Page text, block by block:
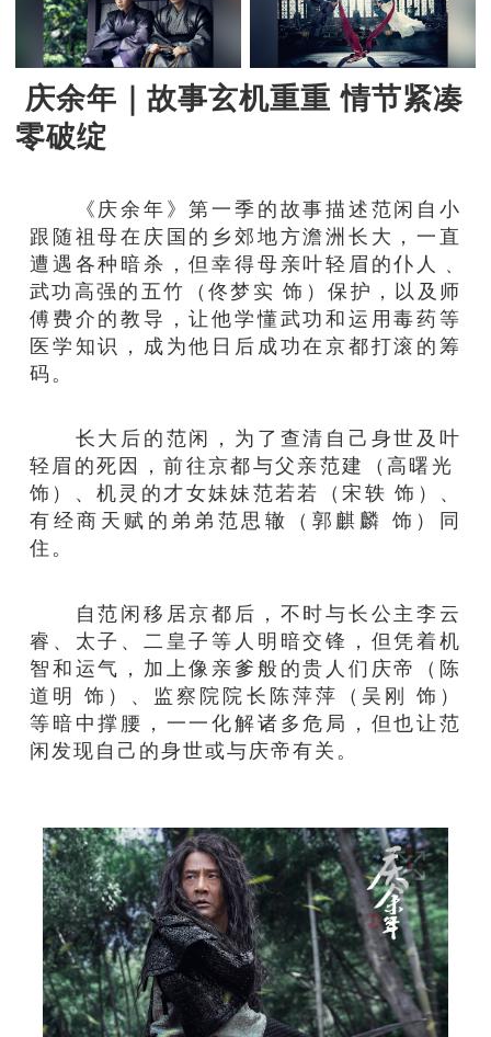
庆余年｜故事玄机重重 情节紧凑
零破绽
《庆余年》第一季的故事描述范闲自小
跟随祖母在庆国的乡郊地方澹洲长大，一直
遭遇各种暗杀，但幸得母亲叶轻眉的仆人﹑
武功高强的五竹（佟梦实 饰）保护，以及师
傅费介的教导，让他学懂武功和运用毒药等
医学知识，成为他日后成功在京都打滚的筹
码。
长大后的范闲，为了查清自己身世及叶
轻眉的死因，前往京都与父亲范建（高曙光
饰）、机灵的才女妹妹范若若（宋轶 饰）、
有经商天赋的弟弟范思辙（郭麒麟 饰）同
住。
自范闲移居京都后，不时与长公主李云
睿、太子、二皇子等人明暗交锋，但凭着机
智和运气，加上像亲爹般的贵人们庆帝（陈
道明 饰）、监察院院长陈萍萍（吴刚 饰）
等暗中撑腰，一一化解诸多危局，但也让范
闲发现自己的身世或与庆帝有关。